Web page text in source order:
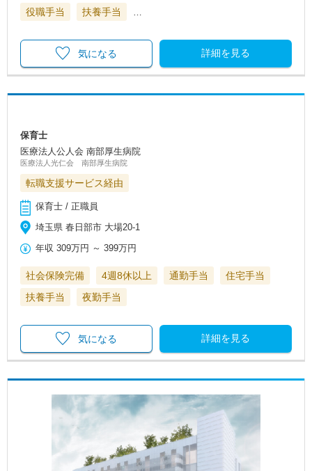
役職手当 扶養手当 …
詳細を見る
気になる
保育士
医療法人公人会 南部厚生病院
医療法人光仁会 南部厚生病院
転職支援サービス経由
保育士 / 正職員
埼玉県 春日部市 大場20-1
年収 309万円 ～399万円
社会保険完備 4週8休以上 通勤手当
住宅手当
扶養手当
夜勤手当
詳細を見る
気になる